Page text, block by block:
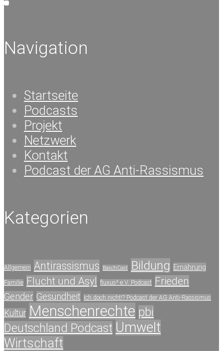
Navigation
Startseite
Podcasts
Projekt
Netzwerk
Kontakt
Podcast der AG Anti-Rassismus
Kategorien
Allgemein Antirassismus BaschCast Bildung Ernährung
Familie Flucht und Asyl fluxus² e.V. Podcast Frieden
Gender Gesundheit Ich doch nicht!? Podcast der AG Anti-Rassismus
Kultur Menschenrechte pbi
Deutschland Podcast Umwelt
Wirtschaft